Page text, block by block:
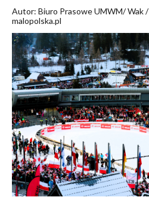
Autor: Biuro Prasowe UMWM/ Wak /
malopolska.pl